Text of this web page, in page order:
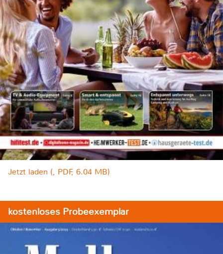
Jetzt laden (, PDF, 6.04 MB)
kostenloses Probeexemplar